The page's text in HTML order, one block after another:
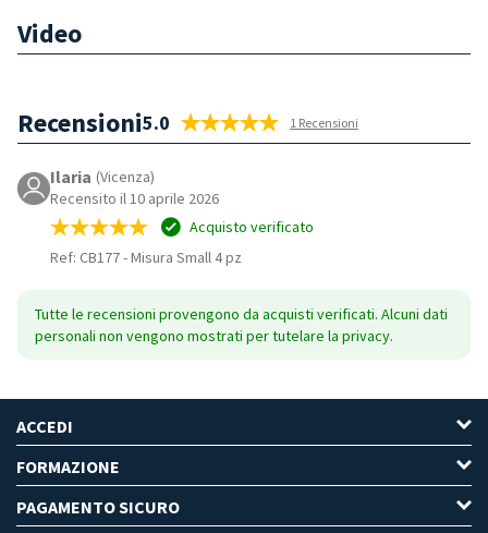
Video
Recensioni5.0 1 Recensioni
Ilaria (Vicenza)
Recensito il 10 aprile 2026
Acquisto verificato
Ref: CB177-Misura Small 4 pz
Tutte le recensioni provengono da acquisti verificati. Alcuni dati
personali non vengono mostrati per tutelare la privacy.
ACCEDI
FORMAZIONE
PAGAMENTO SICURO